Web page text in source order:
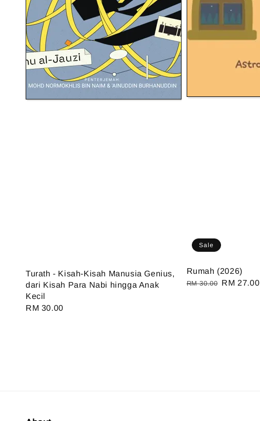
Turath - Kisah-Kisah Manusia Genius,
dari Kisah Para Nabi hingga Anak
Kecil
Regular
RM 30.00
Sale
Rumah (2026)
Regular
RM 30.00
Sale
RM 27.00